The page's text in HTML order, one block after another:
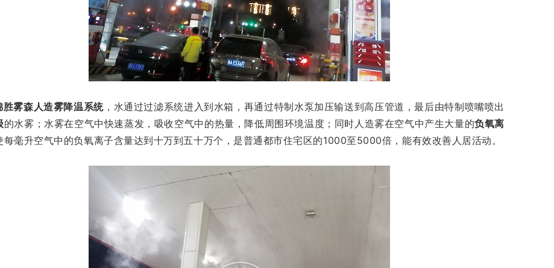
胜雾森人造雾降温系统，水通过过滤系统进入到水箱，再通过特制水泵加压输送到高压管道，最后由特制喷嘴喷出
的水雾；水雾在空气中快速蒸发，吸收空气中的热量，降低周围环境温度；同时人造雾在空气中产生大量的负氧离
每毫升空气中的负氧离子含量达到十万到五十万个，是普通都市住宅区的1000至5000倍，能有效改善人居活动。